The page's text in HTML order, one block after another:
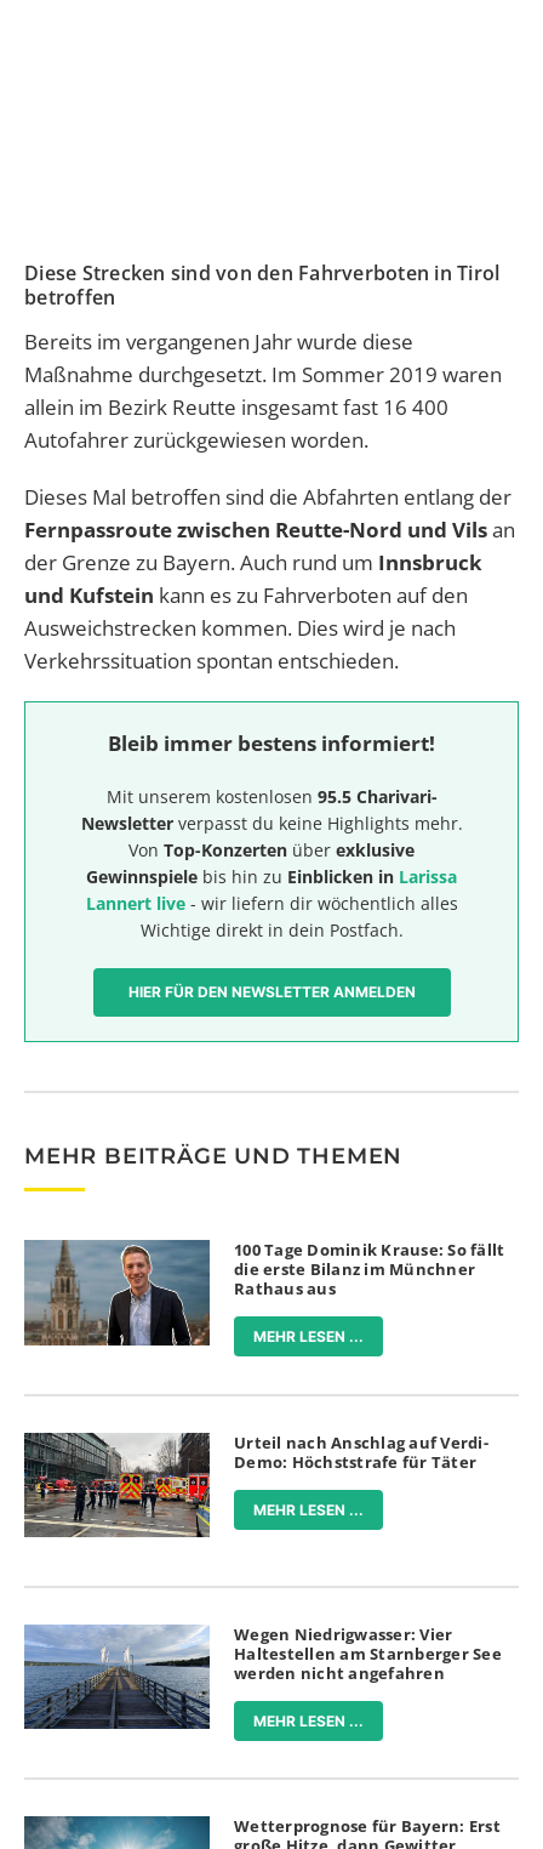
Diese Strecken sind von den Fahrverboten in Tirol
betroffen
Bereits im vergangenen Jahr wurde diese
Maßnahme durchgesetzt. Im Sommer 2019 waren
allein im Bezirk Reutte insgesamt fast 16 400
Autofahrer zurückgewiesen worden.
Dieses Mal betroffen sind die Abfahrten entlang der
Fernpassroute zwischen Reutte-Nord und Vilsan
der Grenze zu Bayern. Auch rund um Innsbruck
und Kufstein kann es zu Fahrverboten auf den
Ausweichstrecken kommen. Dies wird je nach
Verkehrssituation spontan entschieden.
Bleib immer bestens informiert!
Mit unserem kostenlosen 95.5 Charivari-
Newsletterverpasst du keine Highlights mehr.
Von Top-Konzerten über exklusive
Gewinnspiele bis hin zu Einblicken in Larissa
Lannert live- wir liefern dir wöchentlich alles
Wichtige direkt in dein Postfach.
HIER FÜR DEN NEWSLETTER ANMELDEN
MEHR BEITRÄGE UND THEMEN
100 Tage Dominik Krause: So fällt
die erste Bilanz im Münchner
Rathaus aus
MEHR LESEN ...
Urteil nach Anschlag auf Verdi-
Demo: Höchststrafe für Täter
MEHR LESEN ...
Wegen Niedrigwasser: Vier
Haltestellen am Starnberger See
werden nicht angefahren
MEHR LESEN ...
Wetterprognose für Bayern: Erst